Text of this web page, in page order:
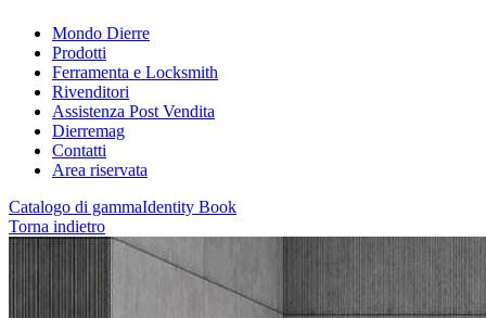
Mondo Dierre
Prodotti
Ferramenta e Locksmith
Rivenditori
Assistenza Post Vendita
Dierremag
Contatti
Area riservata
Catalogo di gammaIdentity Book
Torna indietro